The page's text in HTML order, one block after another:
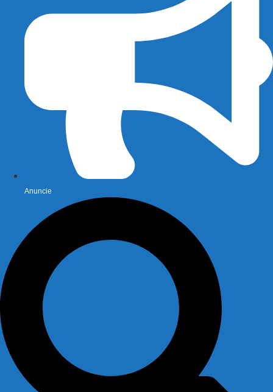
Anuncie